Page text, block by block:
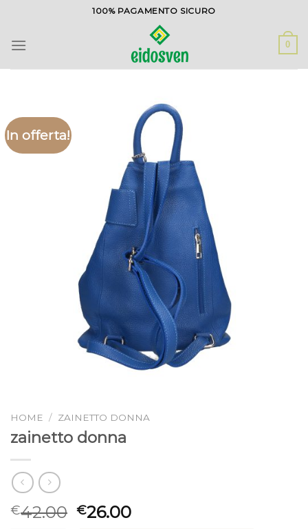
contenuti
100% PAGAMENTO SICURO
0
In offerta!
HOME / ZAINETTO DONNA
zainetto donna
€42.00 €26.00